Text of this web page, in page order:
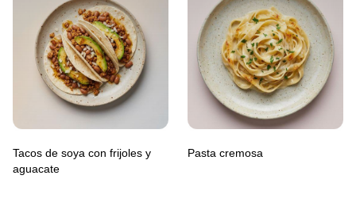
Tacos de soya con frijoles y
aguacate
Pasta cremosa